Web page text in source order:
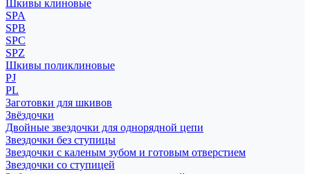
Шкивы клиновые
SPA
SPB
SPC
SPZ
Шкивы поликлиновые
PJ
PL
Заготовки для шкивов
Звёздочки
Двойные звездочки для однорядной цепи
Звездочки без ступицы
Звездочки с каленым зубом и готовым отверстием
Звездочки со ступицей